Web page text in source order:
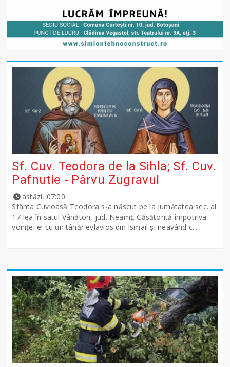
Sf. Cuv. Teodora de la Sihla; Sf. Cuv.
Pafnutie - Pârvu Zugravul
astăzi, 07:00
Sfânta Cuvioasă Teodora s-a născut pe la jumătatea sec. al
17-lea în satul Vânători, jud. Neamţ. Căsătorită împotriva
voinţei ei cu un tânăr evlavios din Ismail şi neavând c...